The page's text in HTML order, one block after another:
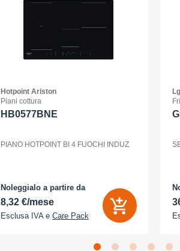
Hotpoint Ariston
Piani cottura
HB0577BNE
PIANO HOTPOINT BI 4 FUOCHI INDUZ
Noleggialo a partire da
8,32 €/mese
Esclusa IVA e Care Pack
Lg